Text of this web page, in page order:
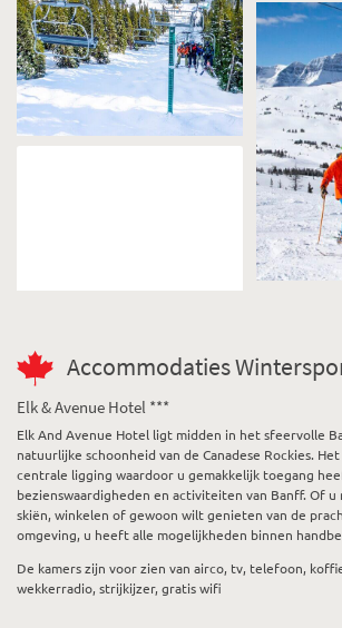
Accommodaties
Elk & Avenue Hotel ***
Elk And Avenue Hotel ligt midden in het sfeervolle
natuurlijke schoonheid van de Canadese Rockies.
centrale ligging waardoor u gemakkelijk toegang
bezienswaardigheden en activiteiten van Banff. Of u
skiën, winkelen of gewoon wilt genieten van de
omgeving, u heeft alle mogelijkheden binnen
De kamers zijn voor zien van airco, tv, telefoon,
wekkerradio, strijkijzer, gratis wifi